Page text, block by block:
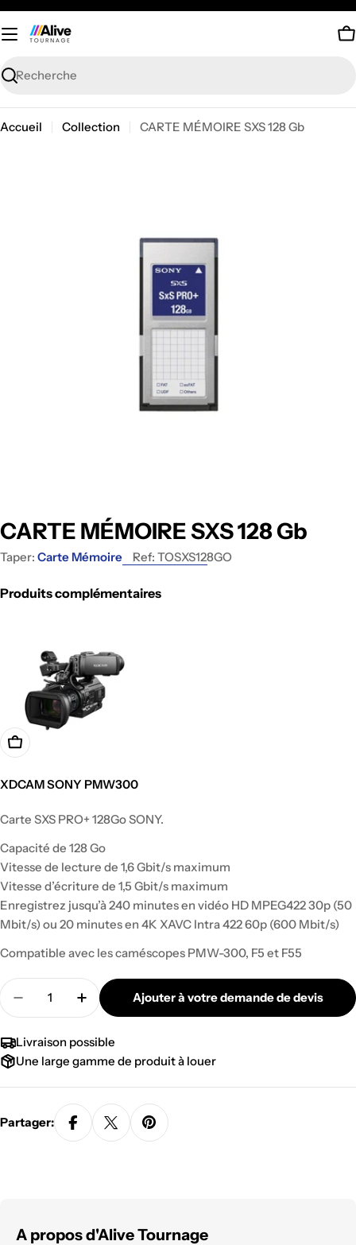
Passer
au
contenu
Recherche
Accueil Collection
CARTE MÉMOIRE SXS 128 Gb
le média 0 en mode modal
CARTE MÉMOIRE SXS 128 Gb
Taper: Carte Mémoire Ref: TOSXS128GO
Produits complémentaires
XDCAM SONY PMW300
Carte SXS PRO+ 128Go SONY.
Capacité de 128 Go
Vitesse de lecture de 1,6 Gbit/s maximum
Vitesse d’écriture de 1,5 Gbit/s maximum
Enregistrez jusqu’à 240 minutes en vidéo HD MPEG422 30p (50
Mbit/s) ou 20 minutes en 4K XAVC Intra 422 60p (600 Mbit/s)
Compatible avec les caméscopes PMW-300, F5 et F55
Quantité
Diminuer la quantité pour CARTE MÉMOIRE SXS
Augmenter la quantité pour CARTE
Ajouter à votre demande de devis
Livraison possible
Une large gamme de produit à louer
Partager:
A propos d'Alive Tournage